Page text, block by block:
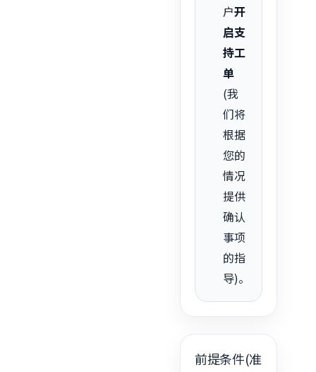
户开
启支
持工
单
(我
们将
根据
您的
情况
提供
确认
事项
的指
导)。
前提条件(准